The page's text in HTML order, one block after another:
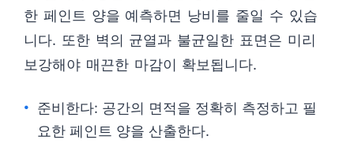
한 페인트 양을 예측하면 낭비를 줄일 수 있습
니다. 또한 벽의 균열과 불균일한 표면은 미리
보강해야 매끈한 마감이 확보됩니다.
준비한다: 공간의 면적을 정확히 측정하고 필
요한 페인트 양을 산출한다.